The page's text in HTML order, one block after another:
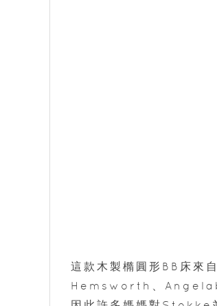
這款木製橢圓形BB床
Hemsworth、